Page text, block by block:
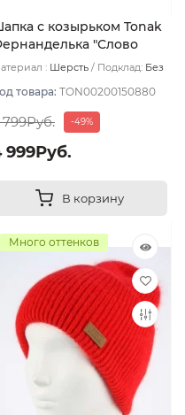
с козырьком Tonak
"Слово
цвет красный/бел
: Шерсть Подклад: Без
товара: TON00200150880
799Руб. -49%
999Руб.
В корзину
Много оттенков